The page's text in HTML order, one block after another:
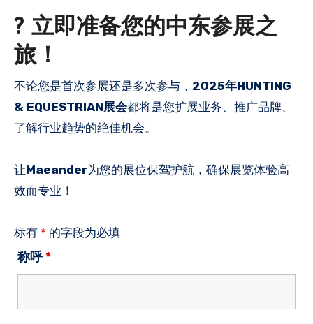
? 立即准备您的中东参展之
旅！
不论您是首次参展还是多次参与， 2025年HUNTING
& EQUESTRIAN展会都将是您扩展业务、推广品牌、
了解行业趋势的绝佳机会。
让Maeander为您的展位保驾护航，确保展览体验高
效而专业！
标有 * 的字段为必填
称呼*